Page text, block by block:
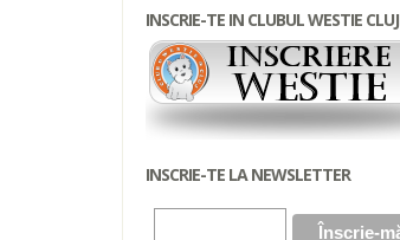
INSCRIE-TE IN CLUBUL WESTIE CLUJ
INSCRIE-TE LA NEWSLETTER